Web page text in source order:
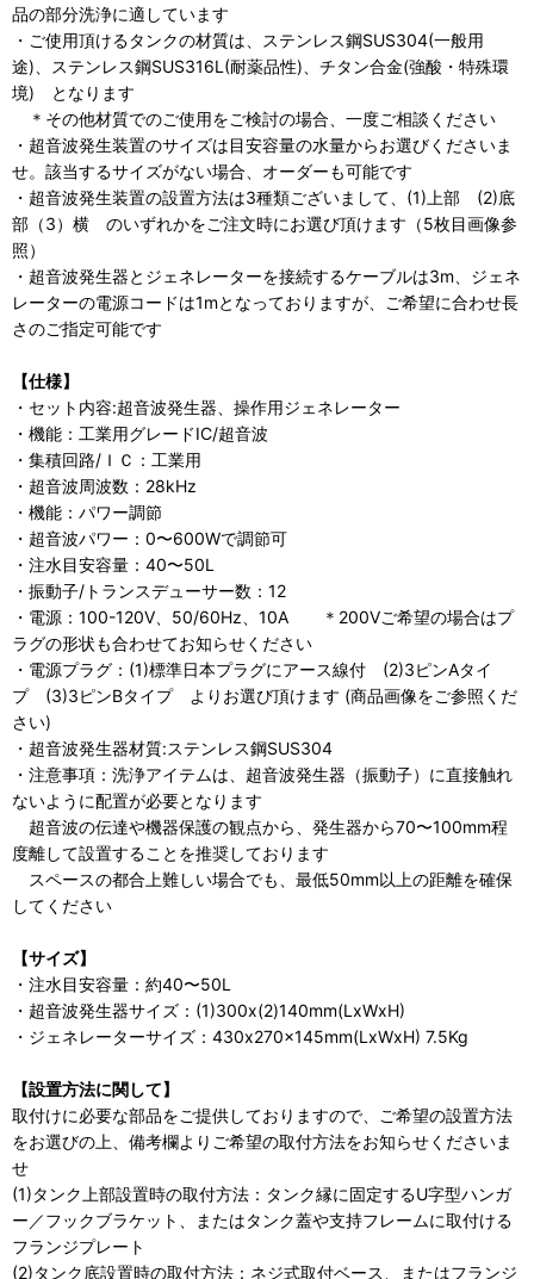
品の部分洗浄に適しています
・ご使用頂けるタンクの材質は、ステンレス鋼SUS304(一般用
途)、ステンレス鋼SUS316L(耐薬品性)、チタン合金(強酸・特殊環
境) となります
＊その他材質でのご使用をご検討の場合、一度ご相談ください
・超音波発生装置のサイズは目安容量の水量からお選びくださいま
せ。該当するサイズがない場合、オーダーも可能です
・超音波発生装置の設置方法は3種類ございまして、(1)上部 (2)底
部（3）横 のいずれかをご注文時にお選び頂けます（5枚目画像参
照）
・超音波発生器とジェネレーターを接続するケーブルは3m、ジェネ
レーターの電源コードは1mとなっておりますが、ご希望に合わせ長
さのご指定可能です
【仕様】
・セット内容:超音波発生器、操作用ジェネレーター
・機能：工業用グレードIC/超音波
・集積回路/ＩＣ：工業用
・超音波周波数：28kHz
・機能：パワー調節
・超音波パワー：0〜600Wで調節可
・注水目安容量：40〜50L
・振動子/トランスデューサー数：12
・電源：100-120V、50/60Hz、10A ＊200Vご希望の場合はプ
ラグの形状も合わせてお知らせください
・電源プラグ：(1)標準日本プラグにアース線付 (2)3ピンAタイ
プ (3)3ピンBタイプ よりお選び頂けます (商品画像をご参照くだ
さい)
・超音波発生器材質:ステンレス鋼SUS304
・注意事項：洗浄アイテムは、超音波発生器（振動子）に直接触れ
ないように配置が必要となります
超音波の伝達や機器保護の観点から、発生器から70〜100mm程
度離して設置することを推奨しております
スペースの都合上難しい場合でも、最低50mm以上の距離を確保
してください
【サイズ】
・注水目安容量：約40〜50L
・超音波発生器サイズ：(1)300x(2)140mm(LxWxH)
・ジェネレーターサイズ：430x270x145mm(LxWxH) 7.5Kg
【設置方法に関して】
取付けに必要な部品をご提供しておりますので、ご希望の設置方法
をお選びの上、備考欄よりご希望の取付方法をお知らせくださいま
せ
(1)タンク上部設置時の取付方法：タンク縁に固定するU字型ハンガ
ー／フックブラケット、またはタンク蓋や支持フレームに取付ける
フランジプレート
(2)タンク底設置時の取付方法：ネジ式取付ベース、またはフランジ